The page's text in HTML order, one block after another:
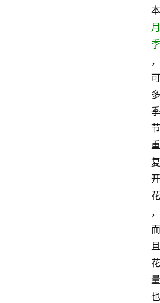
本
月
季
，
可
多
季
节
重
复
开
花
，
而
且
花
量
也